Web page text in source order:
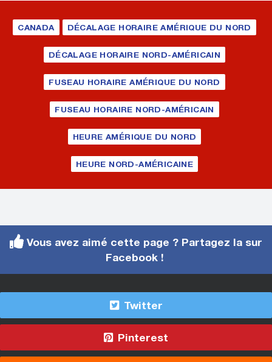
CANADA DÉCALAGE HORAIRE AMÉRIQUE DU NORD
DÉCALAGE HORAIRE NORD-AMÉRICAIN
FUSEAU HORAIRE AMÉRIQUE DU NORD
FUSEAU HORAIRE NORD-AMÉRICAIN
HEURE AMÉRIQUE DU NORD
HEURE NORD-AMÉRICAINE
Vous avez aimé cette page ? Partagez la sur
Facebook !
Twitter
Pinterest